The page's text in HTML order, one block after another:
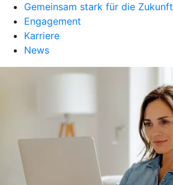
Gemeinsam stark für die Zukunft
Engagement
Karriere
News